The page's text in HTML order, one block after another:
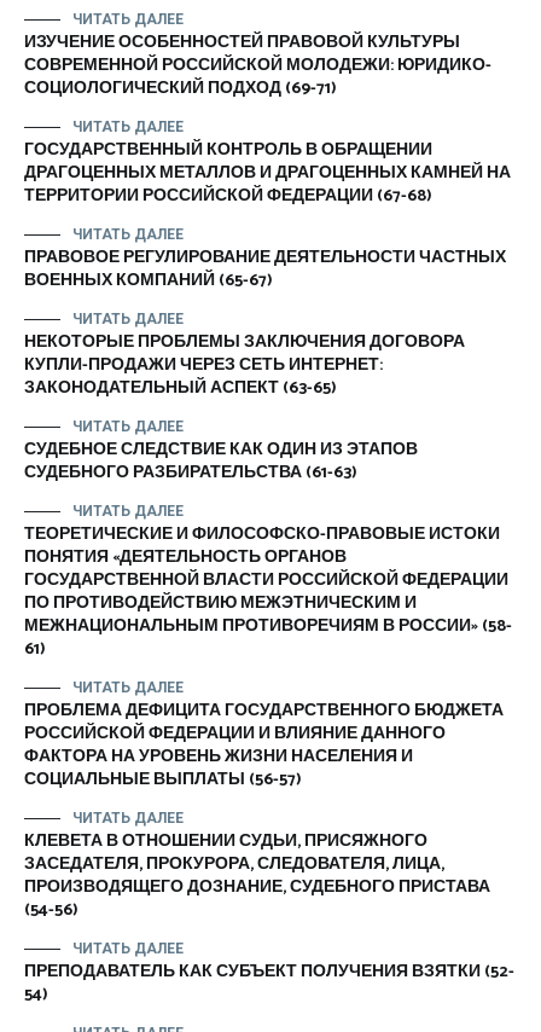
ЧИТАТЬ ДАЛЕЕ
ИЗУЧЕНИЕ ОСОБЕННОСТЕЙ ПРАВОВОЙ КУЛЬТУРЫ
СОВРЕМЕННОЙ РОССИЙСКОЙ МОЛОДЕЖИ: ЮРИДИКО-
СОЦИОЛОГИЧЕСКИЙ ПОДХОД (69-71)
ЧИТАТЬ ДАЛЕЕ
ГОСУДАРСТВЕННЫЙ КОНТРОЛЬ В ОБРАЩЕНИИ
ДРАГОЦЕННЫХ МЕТАЛЛОВ И ДРАГОЦЕННЫХ КАМНЕЙ НА
ТЕРРИТОРИИ РОССИЙСКОЙ ФЕДЕРАЦИИ (67-68)
ЧИТАТЬ ДАЛЕЕ
ПРАВОВОЕ РЕГУЛИРОВАНИЕ ДЕЯТЕЛЬНОСТИ ЧАСТНЫХ
ВОЕННЫХ КОМПАНИЙ (65-67)
ЧИТАТЬ ДАЛЕЕ
НЕКОТОРЫЕ ПРОБЛЕМЫ ЗАКЛЮЧЕНИЯ ДОГОВОРА
КУПЛИ-ПРОДАЖИ ЧЕРЕЗ СЕТЬ ИНТЕРНЕТ:
ЗАКОНОДАТЕЛЬНЫЙ АСПЕКТ (63-65)
ЧИТАТЬ ДАЛЕЕ
СУДЕБНОЕ СЛЕДСТВИЕ КАК ОДИН ИЗ ЭТАПОВ
СУДЕБНОГО РАЗБИРАТЕЛЬСТВА (61-63)
ЧИТАТЬ ДАЛЕЕ
ТЕОРЕТИЧЕСКИЕ И ФИЛОСОФСКО-ПРАВОВЫЕ ИСТОКИ
ПОНЯТИЯ «ДЕЯТЕЛЬНОСТЬ ОРГАНОВ
ГОСУДАРСТВЕННОЙ ВЛАСТИ РОССИЙСКОЙ ФЕДЕРАЦИИ
ПО ПРОТИВОДЕЙСТВИЮ МЕЖЭТНИЧЕСКИМ И
МЕЖНАЦИОНАЛЬНЫМ ПРОТИВОРЕЧИЯМ В РОССИИ» (58-
61)
ЧИТАТЬ ДАЛЕЕ
ПРОБЛЕМА ДЕФИЦИТА ГОСУДАРСТВЕННОГО БЮДЖЕТА
РОССИЙСКОЙ ФЕДЕРАЦИИ И ВЛИЯНИЕ ДАННОГО
ФАКТОРА НА УРОВЕНЬ ЖИЗНИ НАСЕЛЕНИЯ И
СОЦИАЛЬНЫЕ ВЫПЛАТЫ (56-57)
ЧИТАТЬ ДАЛЕЕ
КЛЕВЕТА В ОТНОШЕНИИ СУДЬИ, ПРИСЯЖНОГО
ЗАСЕДАТЕЛЯ, ПРОКУРОРА, СЛЕДОВАТЕЛЯ, ЛИЦА,
ПРОИЗВОДЯЩЕГО ДОЗНАНИЕ, СУДЕБНОГО ПРИСТАВА
(54-56)
ЧИТАТЬ ДАЛЕЕ
ПРЕПОДАВАТЕЛЬ КАК СУБЪЕКТ ПОЛУЧЕНИЯ ВЗЯТКИ (52-
54)